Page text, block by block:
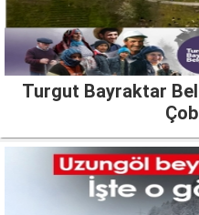
Turgut Bayraktar